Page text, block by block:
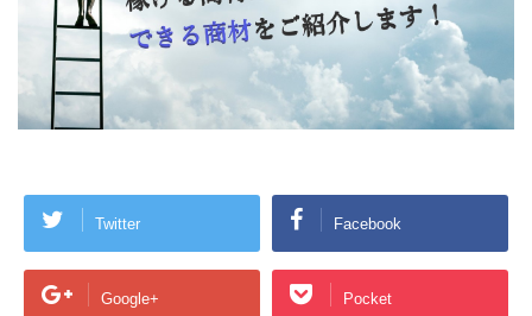
Twitter Facebook
Google+ Pocket